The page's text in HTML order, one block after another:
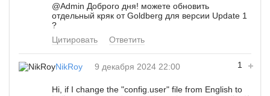
@Admin Доброго дня! можете обновить
отдельный кряк от Goldberg для версии Update 1
?
Цитировать
Ответить
1
NikRoy 9 декабря 2024 22:00
Hi, if I change the "config.user" file from English to